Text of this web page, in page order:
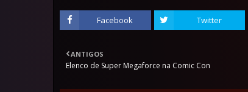
Facebook Twitter
ANTIGOS
Elenco de Super Megaforce na Comic Con